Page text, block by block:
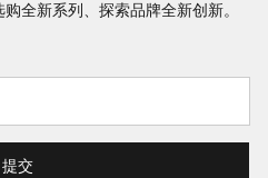
全新系列、探索品牌全新创新。
提交